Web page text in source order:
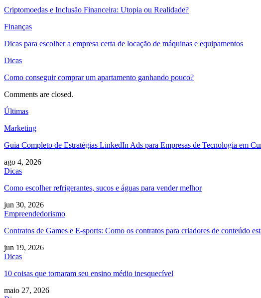
Criptomoedas e Inclusão Financeira: Utopia ou Realidade?
Finanças
Dicas para escolher a empresa certa de locação de máquinas e equipamentos
Dicas
Como conseguir comprar um apartamento ganhando pouco?
Comments are closed.
Últimas
Marketing
Guia Completo de Estratégias LinkedIn Ads para Empresas de Tecnologia em
ago 4, 2026
Dicas
Como escolher refrigerantes, sucos e águas para vender melhor
jun 30, 2026
Empreendedorismo
Contratos de Games e E-sports: Como os contratos para criadores de conteúdo
jun 19, 2026
Dicas
10 coisas que tornaram seu ensino médio inesquecível
maio 27, 2026